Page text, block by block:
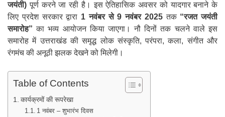
जयंती) पूर्ण करने जा रही है। इस ऐतिहासिक अवसर को यादगार बनाने के
लिए प्रदेश सरकार द्वारा 1 नवंबर से 9 नवंबर 2025तक “रजत जयंती
समारोह” का भव्य आयोजन किया जाएगा। नौ दिनों तक चलने वाले इस
समारोह में उत्तराखंड की समृद्ध लोक संस्कृति, परंपरा, कला, संगीत और
रंगमंच की अनूठी झलक देखने को मिलेगी।
Table of Contents
कार्यक्रमों की रूपरेखा
1 नवंबर – शुभारंभ दिवस